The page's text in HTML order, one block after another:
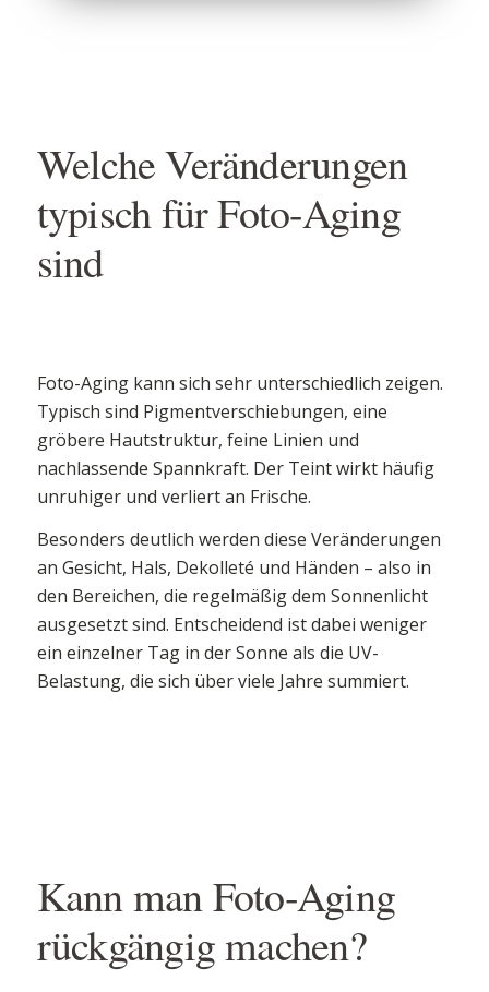
Welche Veränderungen
typisch für Foto-Aging
sind
Foto-Aging kann sich sehr unterschiedlich zeigen.
Typisch sind Pigmentverschiebungen, eine
gröbere Hautstruktur, feine Linien und
nachlassende Spannkraft. Der Teint wirkt häufig
unruhiger und verliert an Frische.
Besonders deutlich werden diese Veränderungen
an Gesicht, Hals, Dekolleté und Händen – also in
den Bereichen, die regelmäßig dem Sonnenlicht
ausgesetzt sind. Entscheidend ist dabei weniger
ein einzelner Tag in der Sonne als die UV-
Belastung, die sich über viele Jahre summiert.
Kann man Foto-Aging
rückgängig machen?